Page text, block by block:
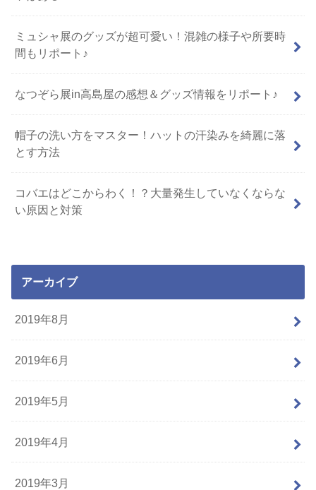
ミュシャ展のグッズが超可愛い！混雑の様子や所要時
間もリポート♪
なつぞら展in高島屋の感想＆グッズ情報をリポート♪
帽子の洗い方をマスター！ハットの汗染みを綺麗に落
とす方法
コバエはどこからわく！？大量発生していなくならな
い原因と対策
アーカイブ
2019年8月
2019年6月
2019年5月
2019年4月
2019年3月